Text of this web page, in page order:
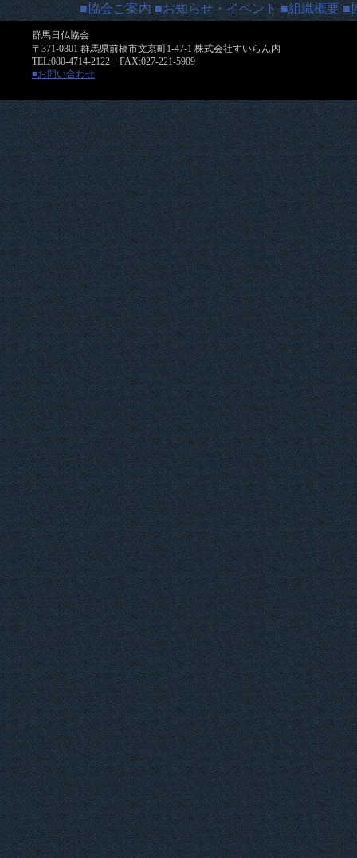
■協会ご案内 ■お知らせ・イベント ■組織概要 ■
群馬日仏協会
〒371-0801 群馬県前橋市文京町1-47-1 株式会社すいらん内
TEL:080-4714-2122 FAX:027-221-5909
■お問い合わせ